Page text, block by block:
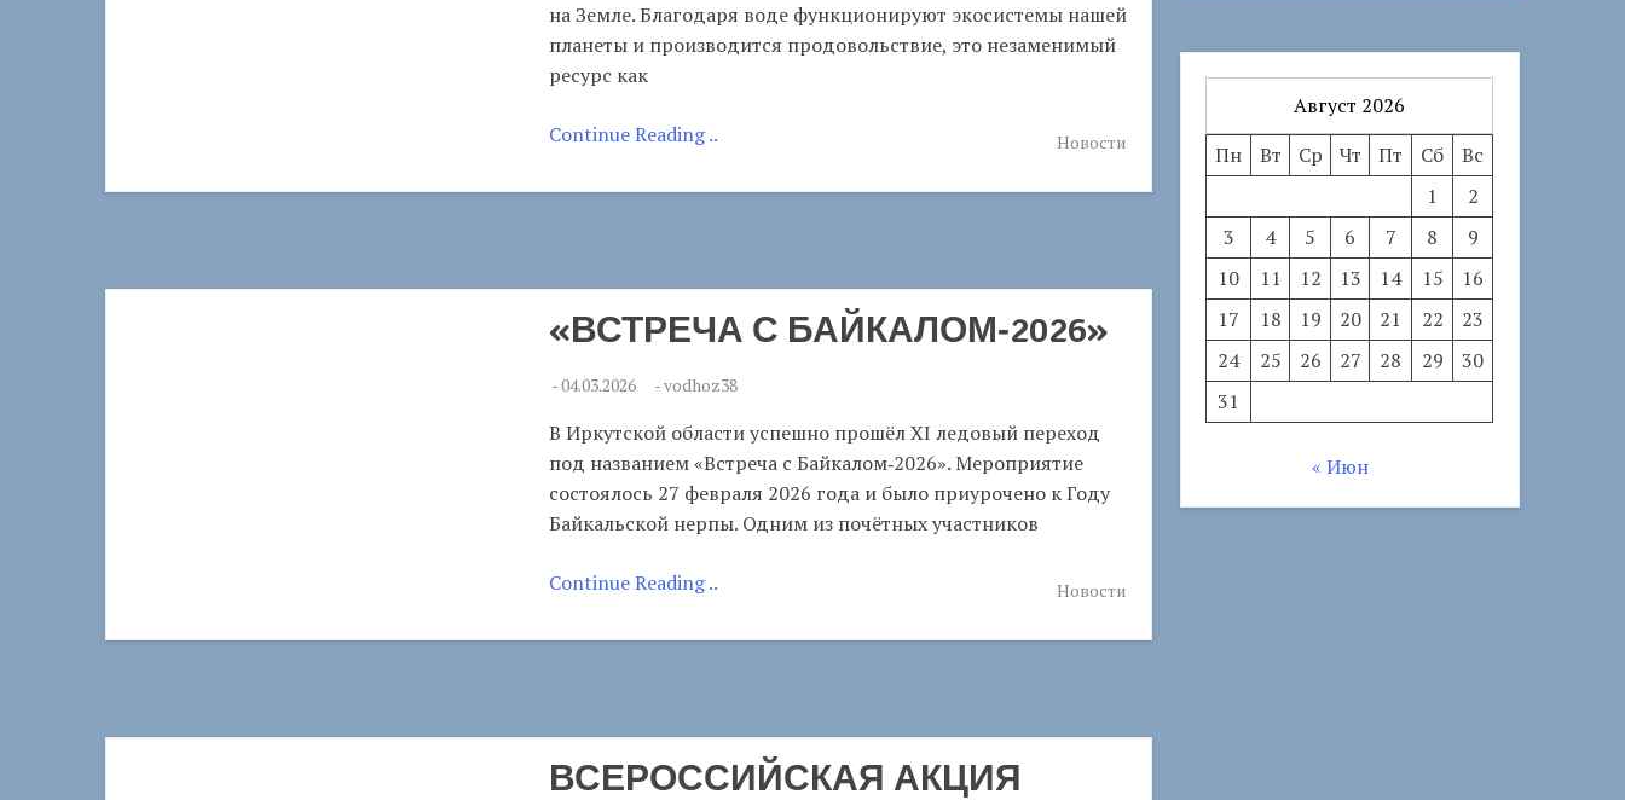
на Земле. Благодаря воде функционируют экосистемы нашей
планеты и производится продовольствие, это незаменимый
ресурс как
Continue Reading .. Новости
«ВСТРЕЧА С БАЙКАЛОМ‑2026»
-04.03.2026 -vodhoz38
В Иркутской области успешно прошёл XI ледовый переход
под названием «Встреча с Байкалом‑2026». Мероприятие
состоялось 27 февраля 2026 года и было приурочено к Году
Байкальской нерпы. Одним из почётных участников
Continue Reading .. Новости
ВСЕРОССИЙСКАЯ АКЦИЯ
Август 2026
Пн
Вт Ср Чт Пт Сб
Вс
1
2
3
4 5 6 7 8
9
10
11 12 13 14 15
16
17
18 19 20 21 22
23
24
25 26 27 28 29
30
31
« Июн